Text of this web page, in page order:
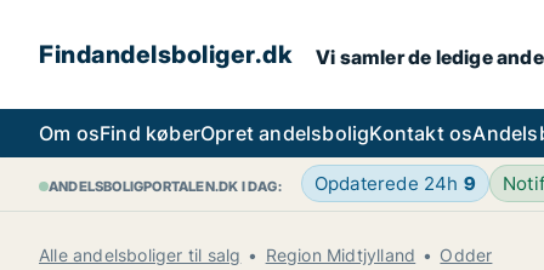
Findandelsboliger.dk Vi samler de ledige
Om osFind køberOpret andelsboligKontakt os
ANDELSBOLIGPORTALEN.DK I DAG: Opdaterede 24h 9
Alle andelsboliger til salg Region Midtjylland Odder